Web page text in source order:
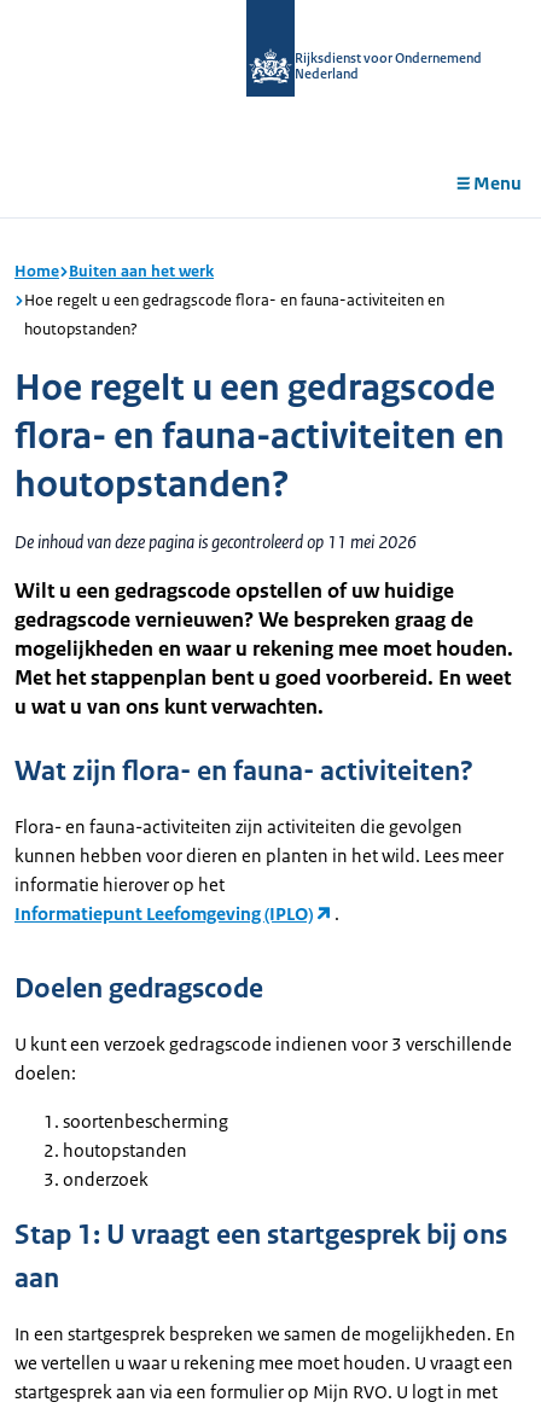
Rijksdienst voor Ondernemend
Nederland
Menu
Home Buiten aan het werk
Hoe regelt u een gedragscode flora- en fauna-activiteiten en
houtopstanden?
Hoe regelt u een gedragscode
flora- en fauna-activiteiten en
houtopstanden?
De inhoud van deze pagina is gecontroleerd op 11 mei 2026
Wilt u een gedragscode opstellen of uw huidige
gedragscode vernieuwen? We bespreken graag de
mogelijkheden en waar u rekening mee moet houden.
Met het stappenplan bent u goed voorbereid. En weet
u wat u van ons kunt verwachten.
Wat zijn flora- en fauna- activiteiten?
Flora- en fauna-activiteiten zijn activiteiten die gevolgen
kunnen hebben voor dieren en planten in het wild. Lees meer
informatie hierover op het
Informatiepunt Leefomgeving (IPLO)
.
Doelen gedragscode
U kunt een verzoek gedragscode indienen voor 3 verschillende
doelen:
soortenbescherming
houtopstanden
onderzoek
Stap 1: U vraagt een startgesprek bij ons
aan
In een startgesprek bespreken we samen de mogelijkheden. En
we vertellen u waar u rekening mee moet houden. U vraagt een
startgesprek aan via een formulier op Mijn RVO. U logt in met